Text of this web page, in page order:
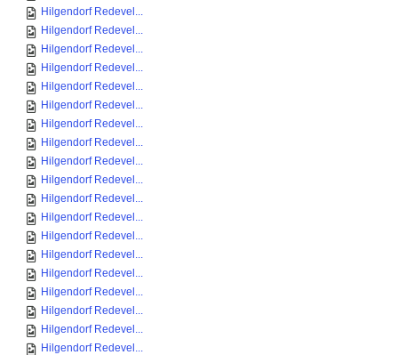
Hilgendorf Redevel...
Hilgendorf Redevel...
Hilgendorf Redevel...
Hilgendorf Redevel...
Hilgendorf Redevel...
Hilgendorf Redevel...
Hilgendorf Redevel...
Hilgendorf Redevel...
Hilgendorf Redevel...
Hilgendorf Redevel...
Hilgendorf Redevel...
Hilgendorf Redevel...
Hilgendorf Redevel...
Hilgendorf Redevel...
Hilgendorf Redevel...
Hilgendorf Redevel...
Hilgendorf Redevel...
Hilgendorf Redevel...
Hilgendorf Redevel...